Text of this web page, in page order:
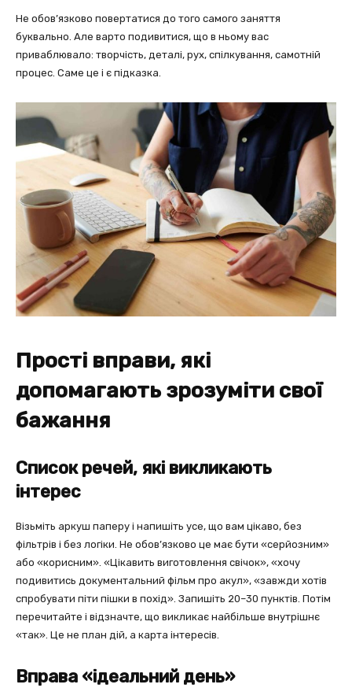
Не обов’язково повертатися до того самого заняття
буквально. Але варто подивитися, що в ньому вас
приваблювало: творчість, деталі, рух, спілкування, самотній
процес. Саме це і є підказка.
Прості вправи, які
допомагають зрозуміти свої
бажання
Список речей, які викликають
інтерес
Візьміть аркуш паперу і напишіть усе, що вам цікаво, без
фільтрів і без логіки. Не обов’язково це має бути «серйозним»
або «корисним». «Цікавить виготовлення свічок», «хочу
подивитись документальний фільм про акул», «завжди хотів
спробувати піти пішки в похід». Запишіть 20–30 пунктів. Потім
перечитайте і відзначте, що викликає найбільше внутрішнє
«так». Це не план дій, а карта інтересів.
Вправа «ідеальний день»